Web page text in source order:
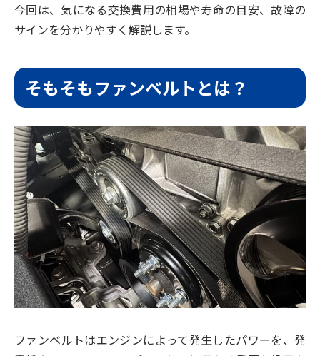
今回は、気になる交換費用の相場や寿命の目安、故障の
サインを分かりやすく解説します。
そもそもファンベルトとは？
ファンベルトはエンジンによって発生したパワーを、発